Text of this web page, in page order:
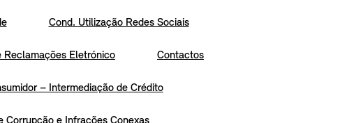
Cond. Utilização Redes Sociais
Reclamações Eletrónico Contactos
– Intermediação de Crédito
Corrupção e Infrações Conexas